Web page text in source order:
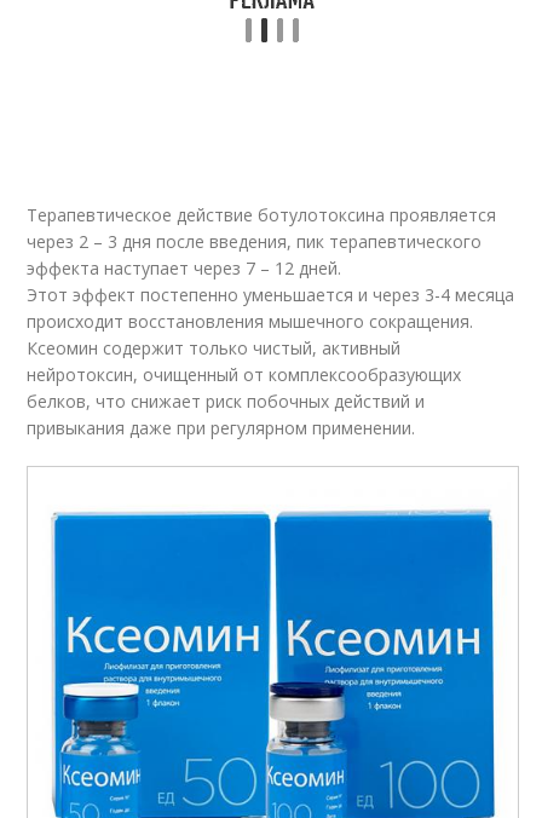
Терапевтическое действие ботулотоксина проявляется
через 2 – 3 дня после введения, пик терапевтического
эффекта наступает через 7 – 12 дней.
Этот эффект постепенно уменьшается и через 3-4 месяца
происходит восстановления мышечного сокращения.
Ксеомин содержит только чистый, активный
нейротоксин, очищенный от комплексообразующих
белков, что снижает риск побочных действий и
привыкания даже при регулярном применении.